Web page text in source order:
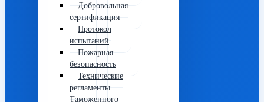
Добровольная
сертификация
Протокол
испытаний
Пожарная
безопасность
Технические
регламенты
Таможенного